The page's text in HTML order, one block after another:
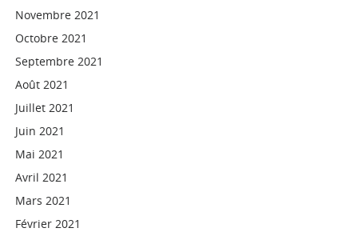
Novembre 2021
Octobre 2021
Septembre 2021
Août 2021
Juillet 2021
Juin 2021
Mai 2021
Avril 2021
Mars 2021
Février 2021